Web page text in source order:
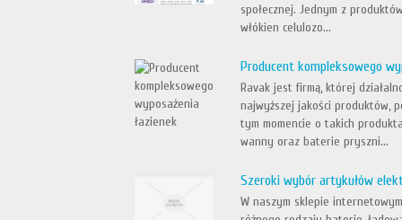
społecznej. Jednym z
włókien celulozo...
Producent kompleksowego
Ravak jest firmą, której
najwyższej jakości produktów,
tym momencie o takich
wanny oraz baterie pryszni...
Szeroki wybór artykułów
W naszym sklepie